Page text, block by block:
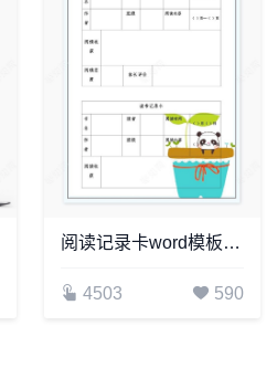
阅读记录卡word模板(21)
4503 590